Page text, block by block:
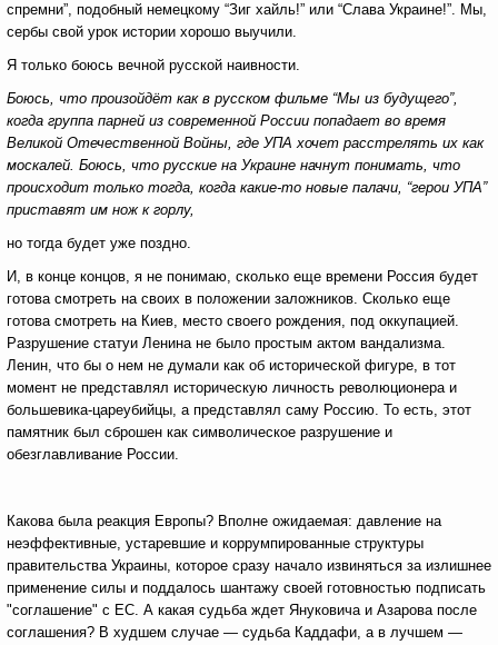
спремни”, подобный немецкому “Зиг хайль!” или “Слава Украине!”. Мы,
сербы свой урок истории хорошо выучили.
Я только боюсь вечной русской наивности.
Боюсь, что произойдёт как в русском фильме “Мы из будущего”,
когда группа парней из современной России попадает во время
Великой Отечественной Войны, где УПА хочет расстрелять их как
москалей. Боюсь, что русские на Украине начнут понимать, что
происходит только тогда, когда какие-то новые палачи, “герои УПА”
приставят им нож к горлу,
но тогда будет уже поздно.
И, в конце концов, я не понимаю, сколько еще времени Россия будет
готова смотреть на своих в положении заложников. Сколько еще
готова смотреть на Киев, место своего рождения, под оккупацией.
Разрушение статуи Ленина не было простым актом вандализма.
Ленин, что бы о нем не думали как об исторической фигуре, в тот
момент не представлял историческую личность революционера и
большевика-цареубийцы, а представлял саму Россию. То есть, этот
памятник был сброшен как символическое разрушение и
обезглавливание России.
Какова была реакция Европы? Вполне ожидаемая: давление на
неэффективные, устаревшие и коррумпированные структуры
правительства Украины, которое сразу начало извиняться за излишнее
применение силы и поддалось шантажу своей готовностью подписать
"соглашение" с ЕС. А какая судьба ждет Януковича и Азарова после
соглашения? В худшем случае — судьба Каддафи, а в лучшем —